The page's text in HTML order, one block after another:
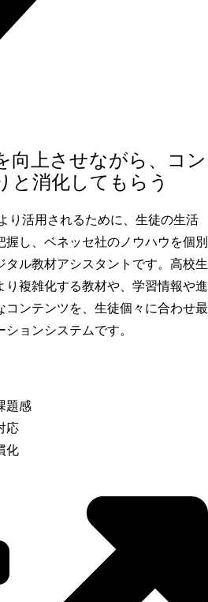
向上させながら、コン
と消化してもらう
り活用されるために、生徒の生活
し、ベネッセ社のノウハウを個別
タル教材アシスタントです。高校生
り複雑化する教材や、学習情報や進
コンテンツを、生徒個々に合わせ最
ョンシステムです。
題感
応
化